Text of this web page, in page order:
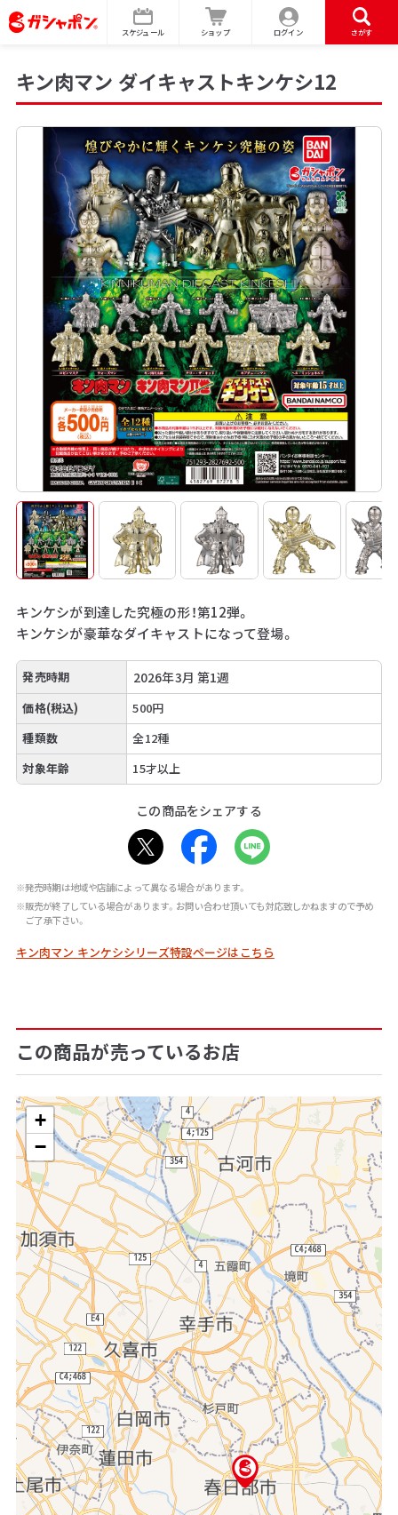
スケジュール ショップ ログイン さがす
キン肉マン ダイキャストキンケシ12
キンケシが到達した究極の形！第12弾。
キンケシが豪華なダイキャストになって登場。
発売時期 2026年3月 第1週
価格(税込)
500円
種類数
全12種
対象年齢
15才以上
この商品をシェアする
※発売時期は地域や店舗によって異なる場合があります。
※販売が終了している場合があります。お問い合わせ頂いても対応致しかねますので予め
ご了承下さい。
キン肉マン キンケシシリーズ特設ページはこちら
この商品が売っているお店
+
−